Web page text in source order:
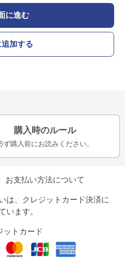
に進む
加する
購入時のルール
ず購入前にお読みください。
お支払い方法について
は、クレジットカード決済に
います。
ットカード